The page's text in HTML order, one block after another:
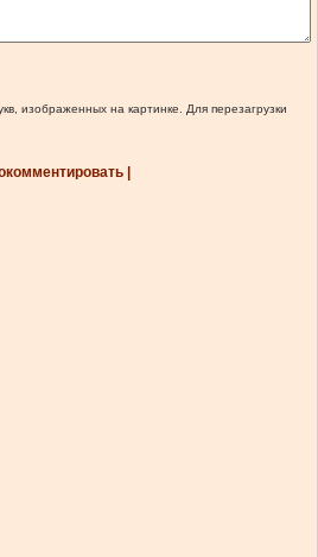
изображенных на картинке. Для перезагрузки
|